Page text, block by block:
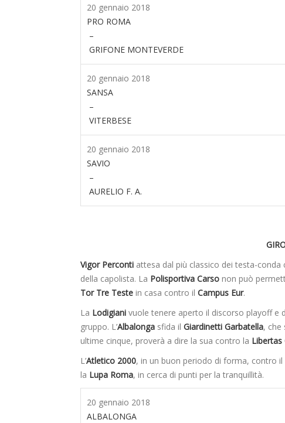
20 gennaio 2018
PRO ROMA
–
GRIFONE MONTEVERDE
20 gennaio 2018
SANSA
–
VITERBESE
20 gennaio 2018
SAVIO
–
AURELIO F. A.
Vigor Perconti attesa dal più classico dei testa-conda
della capolista. La Polisportiva Carso non può
Tor Tre Teste in casa contro il Campus Eur.
La Lodigiani vuole tenere aperto il discorso playoff e
gruppo. L’Albalonga sfida il Giardinetti Garbatella, che
ultime cinque, proverà a dire la sua contro la Libertas
L’Atletico 2000, in un buon periodo di forma, contro il
la Lupa Roma, in cerca di punti per la tranquillità.
20 gennaio 2018
ALBALONGA